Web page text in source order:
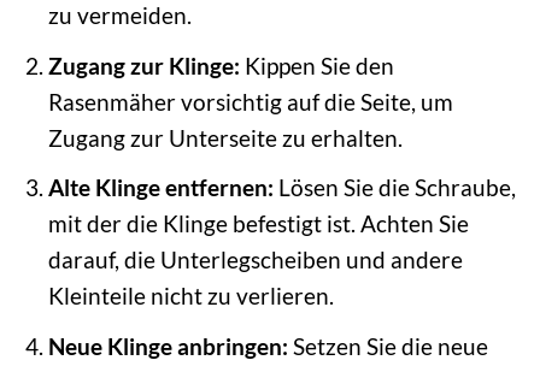
zu vermeiden.
Zugang zur Klinge: Kippen Sie den
Rasenmäher vorsichtig auf die Seite, um
Zugang zur Unterseite zu erhalten.
Alte Klinge entfernen: Lösen Sie die Schraube,
mit der die Klinge befestigt ist. Achten Sie
darauf, die Unterlegscheiben und andere
Kleinteile nicht zu verlieren.
Neue Klinge anbringen: Setzen Sie die neue